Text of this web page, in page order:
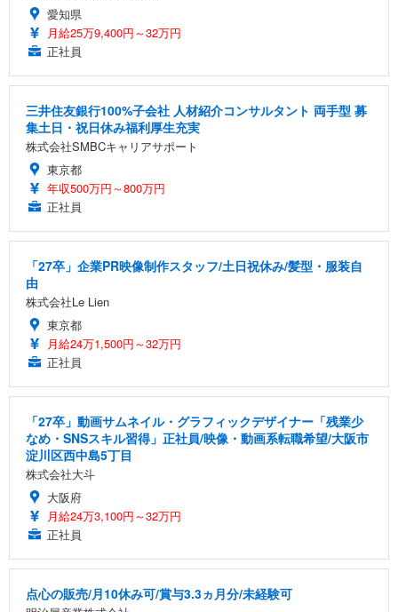
愛知県
月給25万9,400円～32万円
正社員
三井住友銀行100%子会社 人材紹介コンサルタント 両手型 募
集土日・祝日休み福利厚生充実
株式会社SMBCキャリアサポート
東京都
年収500万円～800万円
正社員
「27卒」企業PR映像制作スタッフ/土日祝休み/髪型・服装自
由
株式会社Le Lien
東京都
月給24万1,500円～32万円
正社員
「27卒」動画サムネイル・グラフィックデザイナー「残業少
なめ・SNSスキル習得」正社員/映像・動画系転職希望/大阪市
淀川区西中島5丁目
株式会社大斗
大阪府
月給24万3,100円～32万円
正社員
点心の販売/月10休み可/賞与3.3ヵ月分/未経験可